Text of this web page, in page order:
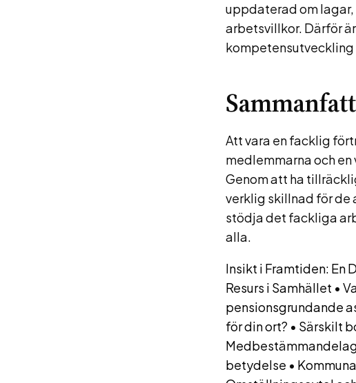
uppdaterad om
arbetsvillkor. Därför
Att vara en facklig
medlemmarna och
Genom att ha
verklig skillnad för de
stödja det fackliga
alla.
Insikt i Framtiden: En
Resurs i Samhället •
pensionsgrundande
för din ort? • Särskilt
betydelse •